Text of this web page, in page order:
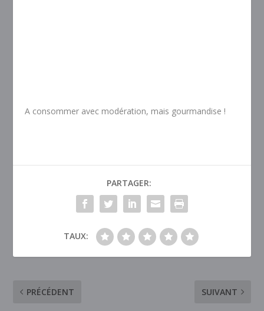
A consommer avec modération, mais gourmandise !
PARTAGER:
TAUX:
PRÉCÉDENT SUIVANT